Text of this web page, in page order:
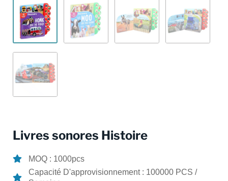
Livres sonores Histoire
MOQ : 1000pcs
Capacité D'approvisionnement : 100000 PCS /